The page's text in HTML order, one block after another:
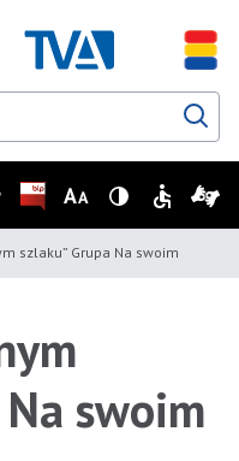
szlaku” Grupa Na swoim
swoim